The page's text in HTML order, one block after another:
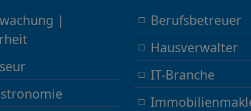
|
Berufsbetreuer
Hausverwalter
IT-Branche